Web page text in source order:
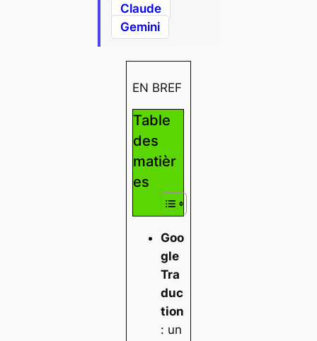
Claude
Gemini
EN BREF
Table
des
matièr
es
Goo
gle
Tra
duc
tion
: un